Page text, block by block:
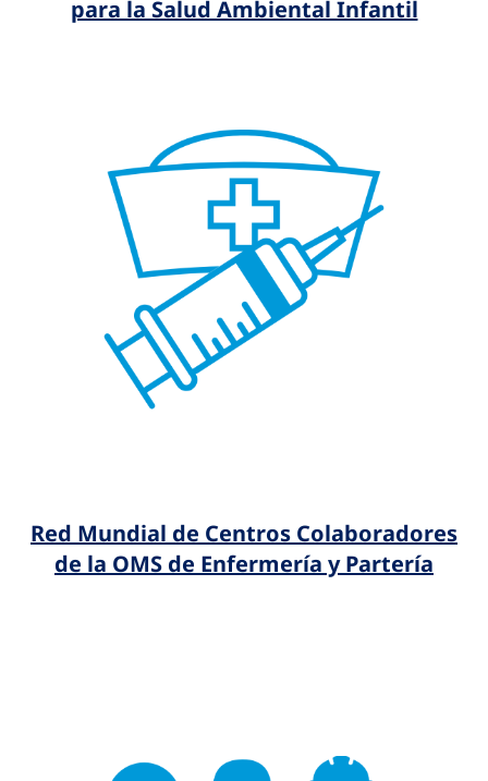
para la Salud Ambiental Infantil
Red Mundial de Centros Colaboradores
de la OMS de Enfermería y Partería